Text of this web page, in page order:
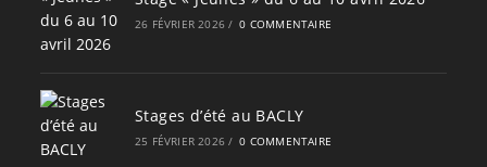
26 FÉVRIER 2026 / 0 COMMENTAIRE
Stages d’été au BACLY
25 FÉVRIER 2026 / 0 COMMENTAIRE